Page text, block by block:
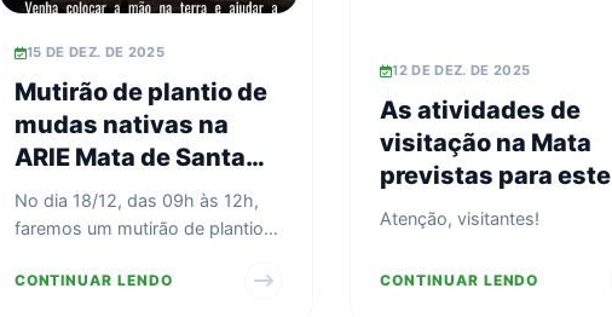
15 DE DEZ. DE 2025
Mutirão de plantio de
mudas nativas na
ARIE Mata de Santa
Genebra
No dia 18/12, das 09h às 12h,
faremos um mutirão de plantio
de Santa Genebra.
CONTINUAR LENDO
12 DE DEZ. DE 2025
As atividades de
visitação na Mata
previstas para este
fim de semana (13 e
suspensas.
Atenção, visitantes!
CONTINUAR LENDO